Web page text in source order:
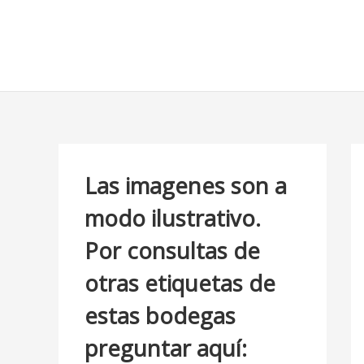
Las imagenes son a
modo ilustrativo.
Por consultas de
otras etiquetas de
estas bodegas
preguntar aquí:
c
o
r